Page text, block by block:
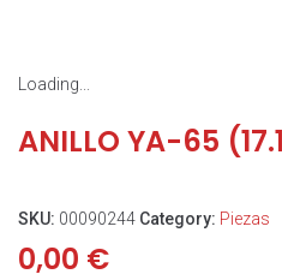
Loading...
ANILLO YA-65
SKU: 00090244 Category: Piezas
0,00 €